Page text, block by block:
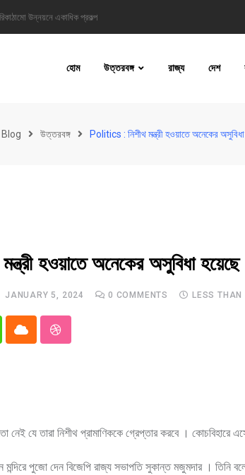
উন্নয়নে একাধিক প্রকল্প
হোম উত্তরবঙ্গ রাজ্য দেশ
Blog উত্তরবঙ্গ Politics : নিশীথ মন্ত্রী হওয়াতে অনেকের
হওয়াতে অনেকের অসুবিধা
JANUARY 5, 2024 0 COMMENTS LESS
Cloud StumbleUpon
নেই যে তারা নিশীথ প্রামাণিককে গ্রেপ্তার করবে ।
পুজো দেন বিজেপি রাজ্য সভাপতি সুকান্ত মজুমদার । তিনি